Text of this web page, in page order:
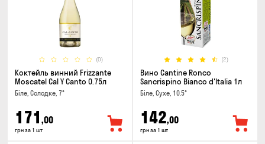
(0)
Коктейль винний Frizzante
Moscatel Cal Y Canto 0.75л
Біле, Солодке, 7°
171 ,00
грн за 1 шт
(2)
Вино Cantine Ronco
Sancrispino Bianco d'Italia 1л
Біле, Сухе, 10.5°
142,00
грн за 1 шт